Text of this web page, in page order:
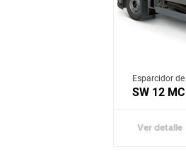
Esparcidor
SW 12 MC
Ver detalle